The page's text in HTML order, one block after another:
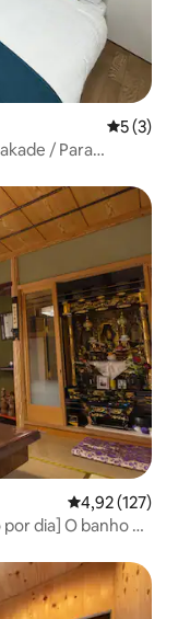
5 de
5 (3)
/ Para
de longa
estimação
4,92 de uma
4,92 (127)
dia] O banho ao
pousada de